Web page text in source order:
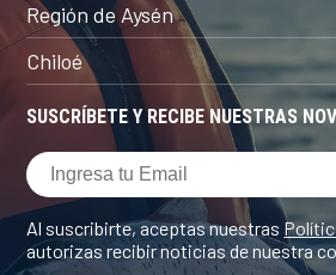
SUSCRÍBETE Y RECIBE NUESTRAS
Al suscribirte, aceptas nuestras
autorizas recibir noticias de nuestra
Región de Aysén
Chiloé